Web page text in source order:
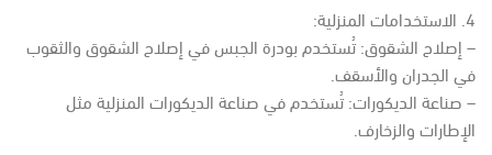
4. الاستخدامات المنزلية:
– إصلاح الشقوق: تُستخدم بودرة الجبس في إصلاح الشقوق والثقوب
في الجدران والأسقف.
– صناعة الديكورات: تُستخدم في صناعة الديكورات المنزلية مثل
الإطارات والزخارف.